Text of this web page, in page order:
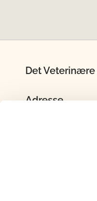
Det
Adresse
Det Veterinære